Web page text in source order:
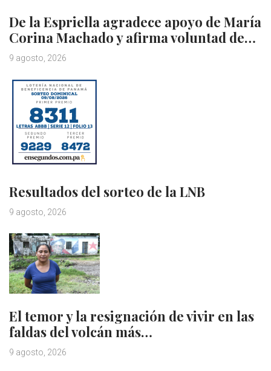
De la Espriella agradece apoyo de María
Corina Machado y afirma voluntad de…
9 agosto, 2026
Resultados del sorteo de la LNB
9 agosto, 2026
El temor y la resignación de vivir en las
faldas del volcán más…
9 agosto, 2026